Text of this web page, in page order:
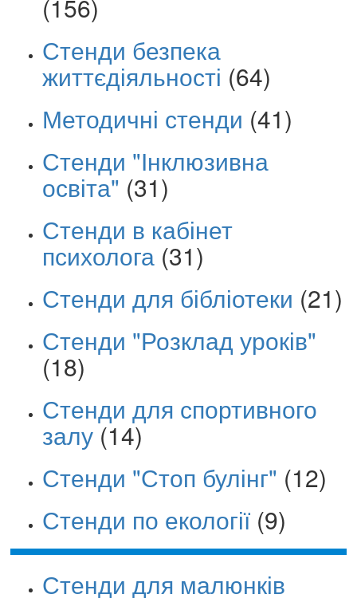
(156)
Стенди безпека
життєдіяльності (64)
Методичні стенди (41)
Стенди "Інклюзивна
освіта" (31)
Стенди в кабінет
психолога (31)
Стенди для бібліотеки (21)
Стенди "Розклад уроків"
(18)
Стенди для спортивного
залу(14)
Стенди "Стоп булінг" (12)
Стенди по екології (9)
Стенди для малюнків